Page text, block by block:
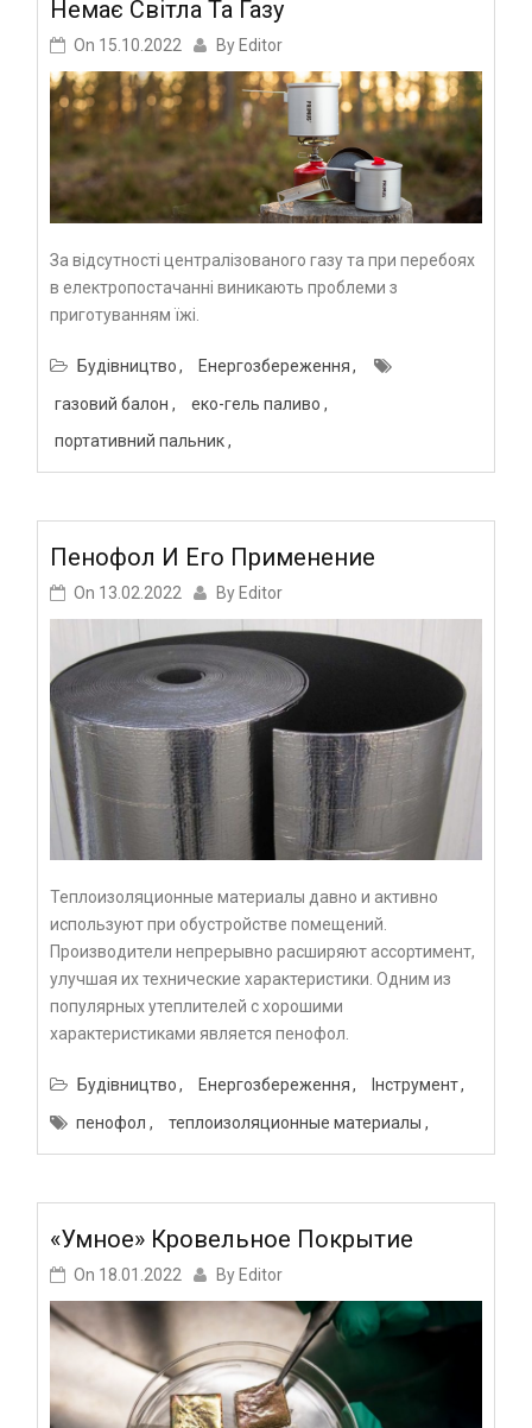
Немає Світла Та Газу
On 15.10.2022 By Editor
За відсутності централізованого газу та при перебоях
в електропостачанні виникають проблеми з
приготуванням їжі.
Будівництво
Енергозбереження
газовий балон
еко-гель паливо
портативний пальник
Пенофол И Его Применение
On 13.02.2022 By Editor
Теплоизоляционные материалы давно и активно
используют при обустройстве помещений.
Производители непрерывно расширяют ассортимент,
улучшая их технические характеристики. Одним из
популярных утеплителей с хорошими
характеристиками является пенофол.
Будівництво Енергозбереження
Інструмент
пенофол
теплоизоляционные материалы
«Умное» Кровельное Покрытие
On 18.01.2022 By Editor